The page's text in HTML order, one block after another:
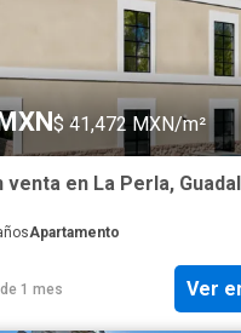
$ 41,472 MXN/m²
Apartamento
1 mes Ver